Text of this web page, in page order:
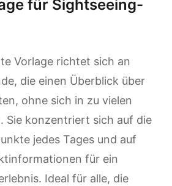
für Sightseeing-
Vorlage richtet sich an
die einen Überblick über
ohne sich in zu vielen
Sie konzentriert sich auf die
jedes Tages und auf
für ein
Ideal für alle, die